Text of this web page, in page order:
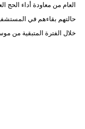
العام من معاودة أداء الحج
حالتهم بقاءهم في
خلال الفترة المتبقية من